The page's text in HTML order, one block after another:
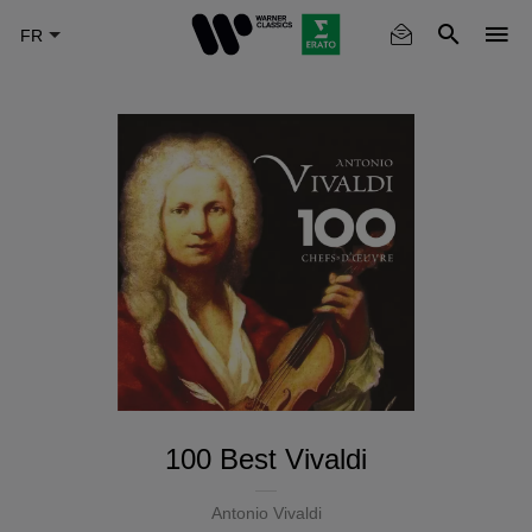
100 Best Vivaldi
Antonio Vivaldi